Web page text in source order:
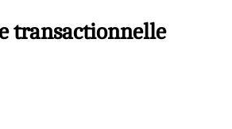
transactionnelle